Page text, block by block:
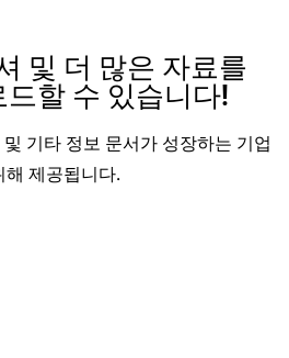
및 더 많은 자료를
드할 수 있습니다!
기타 정보 문서가 성장하는 기업
해 제공됩니다.